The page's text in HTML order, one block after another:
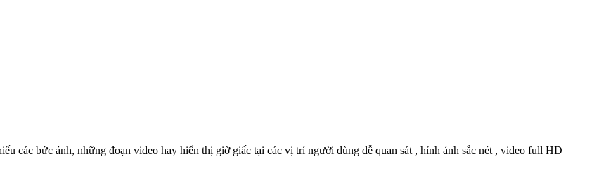
các bức ảnh, những đoạn video hay hiển thị giờ giấc tại các vị trí người dùng dễ quan sát , hỉnh ảnh sắc nét , video full HD